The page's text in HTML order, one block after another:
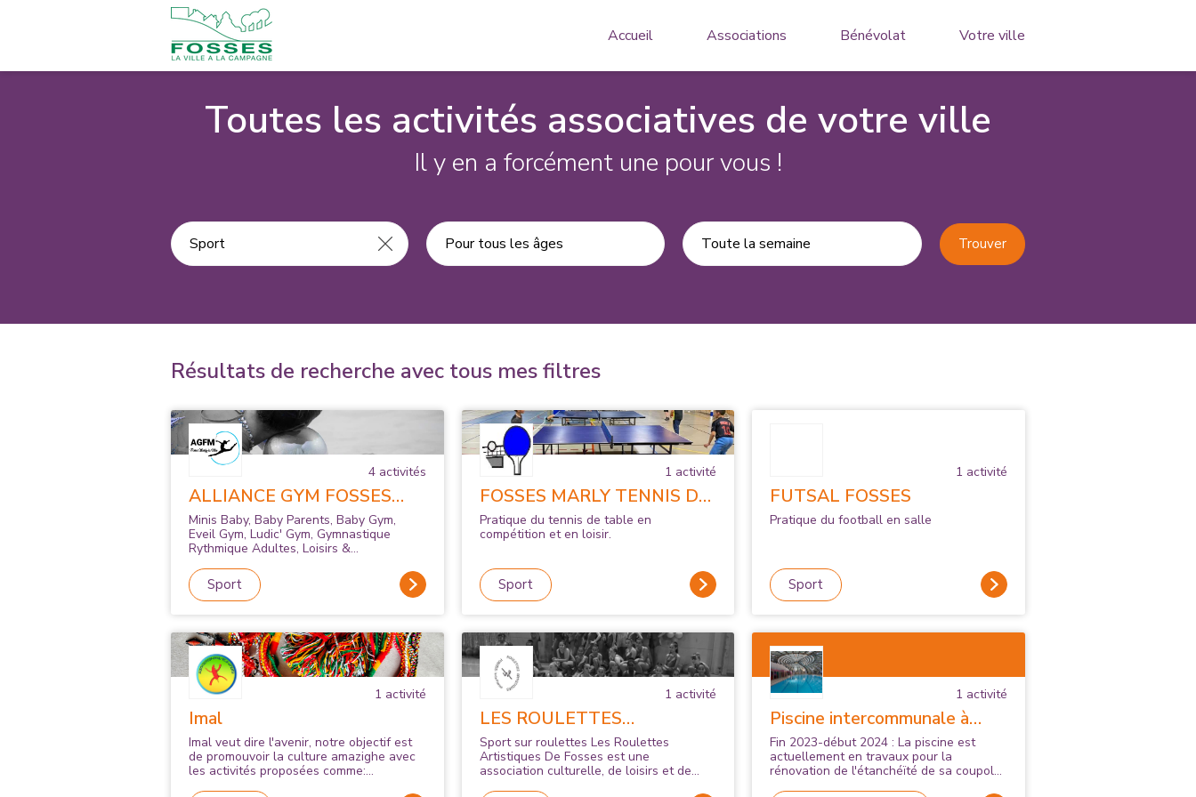
Accueil Associations Bénévolat Votre ville
Toutes les activités associatives de votre ville
Il y en a forcément une pour vous !
Pour tous les âges Toute la semaine Trouver
Résultats de recherche avec tous mes filtres
4activités
ALLIANCE GYM FOSSES
MARLY LA VILLE
Minis Baby, Baby Parents, Baby Gym,
Eveil Gym, Ludic' Gym, Gymnastique
Rythmique Adultes, Loisirs &
Sport
1 activité
FOSSES MARLY TENNIS DE
TABLE
Pratique du tennis de table en
compétition et en loisir.
Sport
1 activité
FUTSAL FOSSES
Pratique du football en salle
Sport
1 activité
Imal
Imal veut dire l'avenir, notre objectif est
de promouvoir la culture amazighe avec
les activités proposées comme:
1 activité
LES ROULETTES
ARTISTIQUES
Sport sur roulettes Les Roulettes
Artistiques De Fosses est une
association culturelle, de loisirs et de
1 activité
Piscine intercommunale à
Fosses
Fin 2023-début 2024 : La piscine est
actuellement en travaux pour la
rénovation de l'étanchéïté de sa coupole.